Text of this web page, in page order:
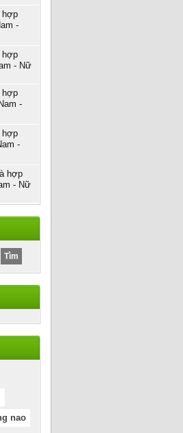
hợp
-
hợp
- Nữ
hợp
-
hợp
-
hợp
- Nữ
nao